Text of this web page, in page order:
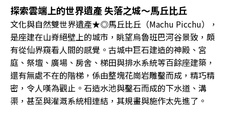
探索雲端上的世界遺產 失落之城〜馬丘比丘
文化與自然雙世界遺產★◎馬丘比丘（Machu Picchu），
是座建在山脊絕壁上的城市，眺望烏魯班巴河谷景致，頗
有從仙界窺看人間的感覺。古城中巨石建造的神殿、宮
庭、祭壇、廣場、房舍、梯田與排水系統等百餘座建築，
還有無處不在的階梯，係由整塊花崗岩雕鑿而成，精巧精
密，令人嘆為觀止。石造水池與鑿石而成的下水道、溝
渠，甚至與灌溉系統相連結，其規畫與施作太先進了。